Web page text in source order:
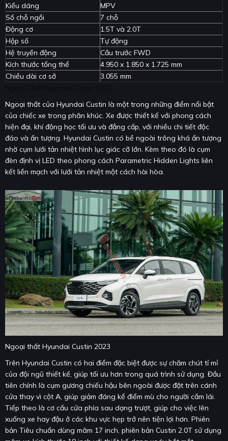
Kiểu dáng
MPV
Số chỗ ngồi
7 chỗ
Động cơ
1.5T và 2.0T
Hộp số
Tự động
Hệ truyền động
Cầu trước FWD
Kích thước tổng thể
4.950 x 1.850 x 1.725 mm
Chiều dài cơ sở
3.055 mm
Ngoại Thất Hyundai Custin 2023
Ngoại thất của Hyundai Custin là một trong những điểm nổi bật
của chiếc xe trong phân khúc. Xe được thiết kế với phong cách
hiện đại, khí động học tối ưu và đẳng cấp, với nhiều chi tiết độc
đáo và ấn tượng. Hyundai Custin có bề ngoài trông khá ấn tượng
nhờ cụm lưới tản nhiệt hình lục giác cỡ lớn. Kèm theo đó là cụm
đèn định vị LED theo phong cách Parametric Hidden Lights liên
kết liền mạch với lưới tản nhiệt một cách hài hòa.
Ngoại thất Hyundai Custin 2023
Trên Hyundai Custin có hai điểm đặc biệt được sự chăm chút tỉ mỉ
của đội ngũ thiết kế, giúp tối ưu hơn trong quá trình sử dụng. Đầu
tiên chính là cụm gương chiếu hậu bên ngoài được đặt trên cánh
cửa thay vì cột A, giúp giảm đáng kể điểm mù cho người cầm lái.
Tiếp theo là cơ cấu cửa phía sau dạng trượt, giúp cho việc lên
xuống xe hay đậu ở các khu vực hẹp trở nên tiện lợi hơn. Phiên
bản Tiêu chuẩn dùng mâm 17 inch, phiên bản Custin 2.0T sử dụng